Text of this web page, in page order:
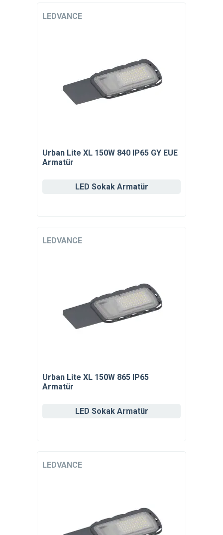
LEDVANCE
Urban Lite XL 150W 840 IP65 GY EUE
Armatür
LED Sokak Armatür
LEDVANCE
Urban Lite XL 150W 865 IP65
Armatür
LED Sokak Armatür
LEDVANCE